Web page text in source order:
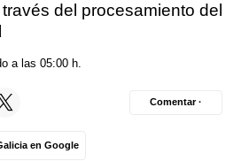
del procesamiento del
a las 05:00 h.
en Google
Comentar ·